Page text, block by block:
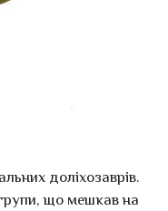
доліхозаврів.
що мешкав на